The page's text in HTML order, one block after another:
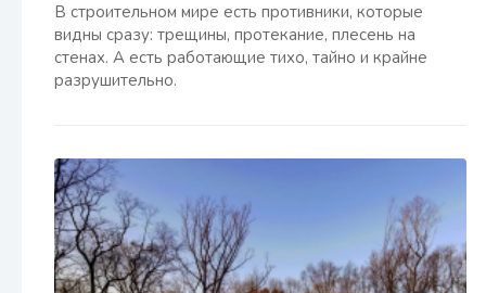
В строительном мире есть противники, которые
видны сразу: трещины, протекание, плесень на
стенах. А есть работающие тихо, тайно и крайне
разрушительно.